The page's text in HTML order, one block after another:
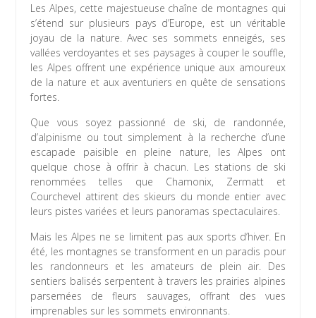
Les Alpes, cette majestueuse chaîne de montagnes qui
s’étend sur plusieurs pays d’Europe, est un véritable
joyau de la nature. Avec ses sommets enneigés, ses
vallées verdoyantes et ses paysages à couper le souffle,
les Alpes offrent une expérience unique aux amoureux
de la nature et aux aventuriers en quête de sensations
fortes.
Que vous soyez passionné de ski, de randonnée,
d’alpinisme ou tout simplement à la recherche d’une
escapade paisible en pleine nature, les Alpes ont
quelque chose à offrir à chacun. Les stations de ski
renommées telles que Chamonix, Zermatt et
Courchevel attirent des skieurs du monde entier avec
leurs pistes variées et leurs panoramas spectaculaires.
Mais les Alpes ne se limitent pas aux sports d’hiver. En
été, les montagnes se transforment en un paradis pour
les randonneurs et les amateurs de plein air. Des
sentiers balisés serpentent à travers les prairies alpines
parsemées de fleurs sauvages, offrant des vues
imprenables sur les sommets environnants.